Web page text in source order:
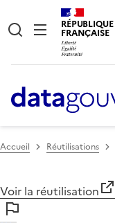
RÉPUBLIQUE
FRANÇAISE
Accueil Réutilisations
Voir la réutilisation